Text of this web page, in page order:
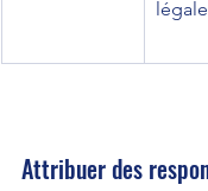
Attribuer des